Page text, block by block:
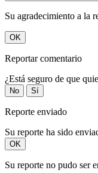
Su agradecimiento a la
OK
Reportar comentario
¿Está seguro de que
No Sí
Reporte enviado
Su reporte ha sido
OK
Su reporte no pudo ser